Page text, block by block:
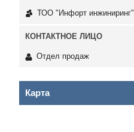
ТОО "Инфорт инжиниринг"
Отдел продаж
Карта